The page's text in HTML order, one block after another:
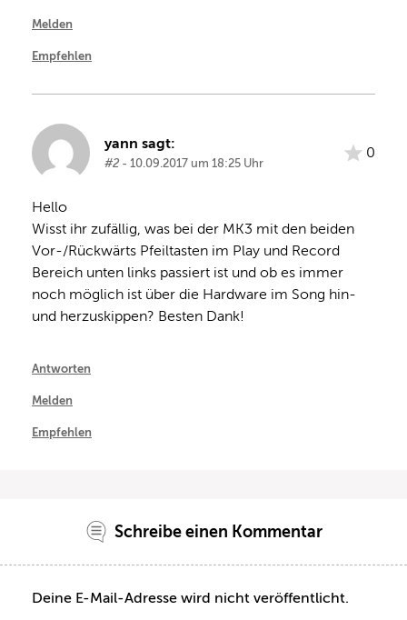
Melden
Empfehlen
yann sagt:
#2 - 10.09.2017 um 18:25 Uhr
0
Hello
Wisst ihr zufällig, was bei der MK3 mit den beiden
Vor-/Rückwärts Pfeiltasten im Play und Record
Bereich unten links passiert ist und ob es immer
noch möglich ist über die Hardware im Song hin-
und herzuskippen? Besten Dank!
Antworten
Melden
Empfehlen
Schreibe einen Kommentar
Deine E-Mail-Adresse wird nicht veröffentlicht.